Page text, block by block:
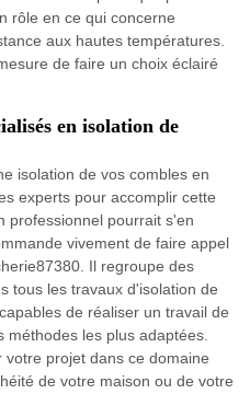
rôle en ce qui concerne
aux hautes températures.
de faire un choix éclairé
en isolation de
isolation de vos combles en
experts pour accomplir cette
professionnel pourrait s'en
vivement de faire appel
Il regroupe des
tous les travaux d'isolation de
de réaliser un travail de
les plus adaptées.
projet dans ce domaine
de votre maison ou de votre